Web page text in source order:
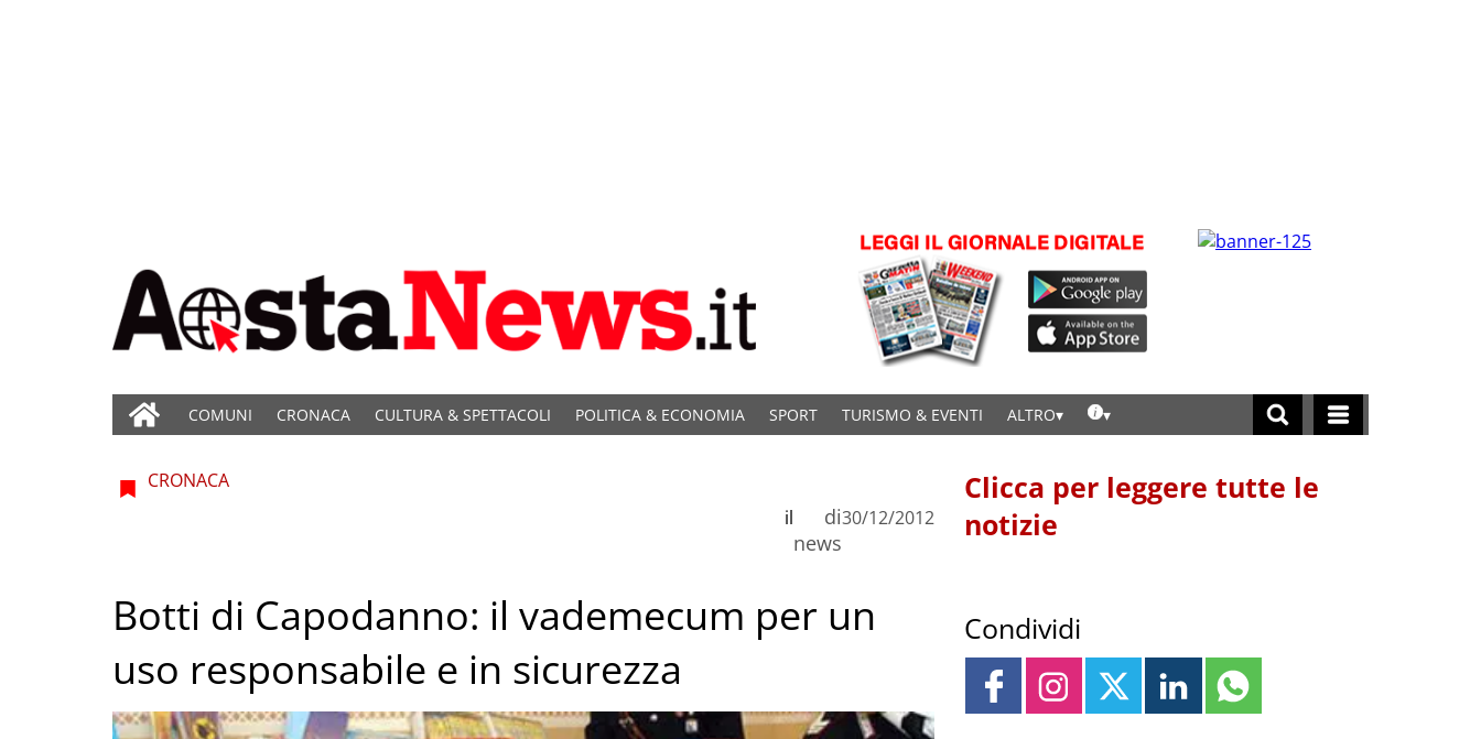
COMUNI CRONACA CULTURA & SPETTACOLI POLITICA & ECONOMIA SPORT TURISMO & EVENTI ALTRO
CRONACA
di
news
il 30/12/2012
Botti di Capodanno: il vademecum per un
uso responsabile e in sicurezza
Clicca per leggere tutte le
notizie
Condividi